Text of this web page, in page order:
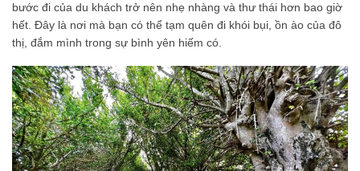
bước đi của du khách trở nên nhẹ nhàng và thư thái hơn bao giờ
hết. Đây là nơi mà bạn có thể tạm quên đi khói bụi, ồn ào của đô
thị, đắm mình trong sự bình yên hiếm có.